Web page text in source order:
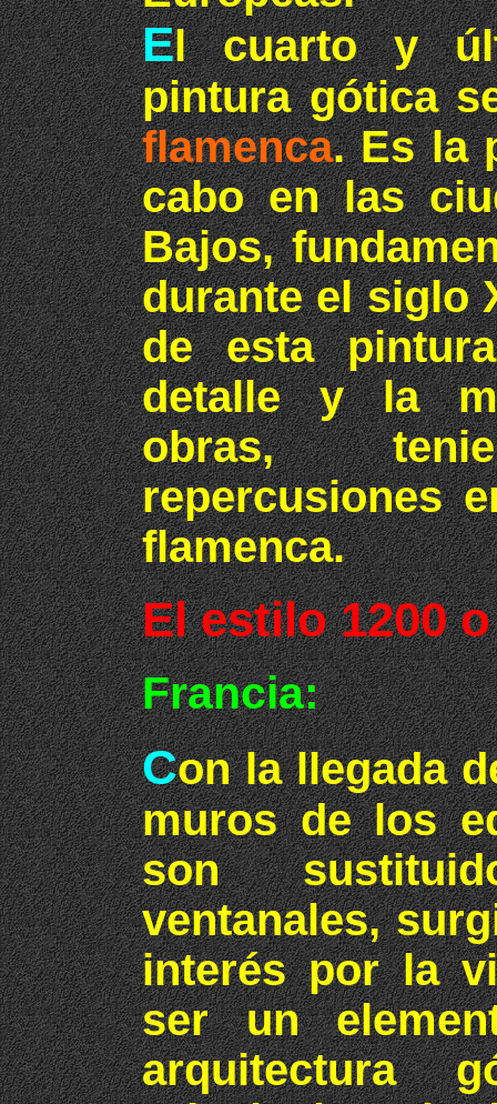
El cuarto y
pintura gótica
flamenca. Es la
cabo en las
Bajos,
durante el siglo
de esta
detalle y la
obras,
repercusiones
flamenca.
El estilo 1200
Francia:
Con la llegada
muros de los
son
ventanales,
interés por la
ser un
arquitectura